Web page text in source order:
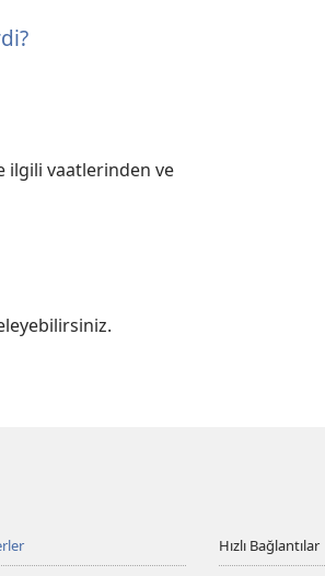
ilgili vaatlerinden ve
Hızlı Bağlantılar